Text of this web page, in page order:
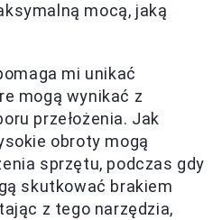
mocą, jaką
mi unikać
mogą wynikać z
przełożenia. Jak
obroty mogą
sprzętu, podczas gdy
skutkować brakiem
z tego narzędzia,